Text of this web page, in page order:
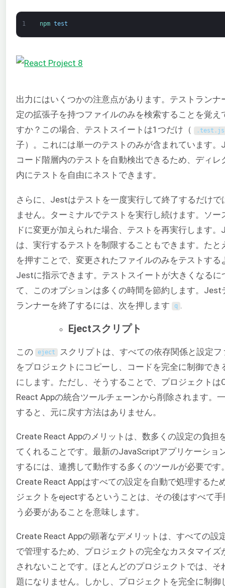
1 npm test
出力にはいくつかの注意点があります。テストランナ
定の拡張子を持つファイルのみを検索することを覚え
すか？この場合、テストスイートは1つだけ（
.test . js
子）。これには単一のテストのみが含まれています。
コード階層内のテストを自動検出できるため、ディレ
内にテストを自由にネストできます。
さらに、Jestはテストを一度実行して終了するだけで
ません。ターミナルでテストを実行し続けます。ソー
ドに変更が加えられた場合、テストを再実行します
は、実行するテストを制限することもできます。たと
を押すことで、変更されたファイルのみをテストする
Jestに指示できます。テストスイートが大きくなるに
て、このオプションは多くの時間を節約します。Jest
ランナーを終了するには、次を押します
q .
Ejectスクリプト
この eject スクリプトは、すべての依存関係と設定フ
をプロジェクトにコピーし、コードを完全に制御でき
にします。ただし、そうすることで、プロジェクトは
React Appの統合ツールチェーンから削除されます。
すると、元に戻す方法はありません。
Create React Appのメリットは、数多くの設定の負担
てくれることです。最新のJavaScriptアプリケーショ
するには、連携して動作する多くのツールが必要です
Create React Appはすべての設定を自動で処理するた
ジェクトをejectするということは、その後はすべて
う必要があることを意味します。
Create React Appの顕著なデメリットは、すべての設
で管理するため、プロジェクトの完全なカスタマイズ
されないことです。ほとんどのプロジェクトでは、そ
題になりません。しかし、プロジェクトを完全に制御